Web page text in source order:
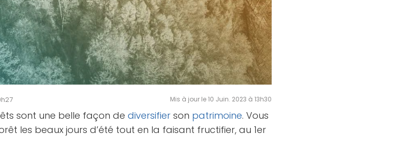
Mis à jour le 10 Juin. 2023 à 13h30
sont une belle façon dediversifier son patrimoine. Vous
les beaux jours d’été tout en la faisant fructifier, au 1er